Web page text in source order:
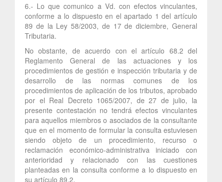
6.- Lo que comunico a Vd. con efectos vinculantes,
conforme a lo dispuesto en el apartado 1 del artículo
89 de la Ley 58/2003, de 17 de diciembre, General
Tributaria.
No obstante, de acuerdo con el artículo 68.2 del
Reglamento General de las actuaciones y los
procedimientos de gestión e inspección tributaria y de
desarrollo de las normas comunes de los
procedimientos de aplicación de los tributos, aprobado
por el Real Decreto 1065/2007, de 27 de julio, la
presente contestación no tendrá efectos vinculantes
para aquellos miembros o asociados de la consultante
que en el momento de formular la consulta estuviesen
siendo objeto de un procedimiento, recurso o
reclamación económico-administrativa iniciado con
anterioridad y relacionado con las cuestiones
planteadas en la consulta conforme a lo dispuesto en
su artículo 89.2.